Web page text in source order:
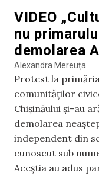
VIDEO
nu
demolarea
Alexandra Mereuța
Protest la
comunităților
Chișinăului și-au
demolarea
independent din
cunoscut sub
Aceștia au adus